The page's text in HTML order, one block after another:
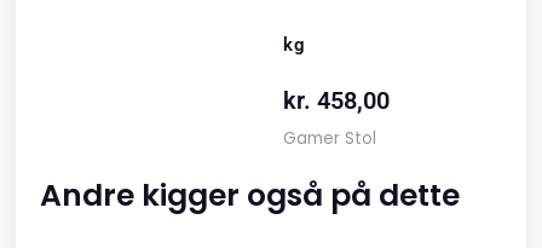
kg
kr. 458,00
Gamer Stol
Andre kigger også på dette